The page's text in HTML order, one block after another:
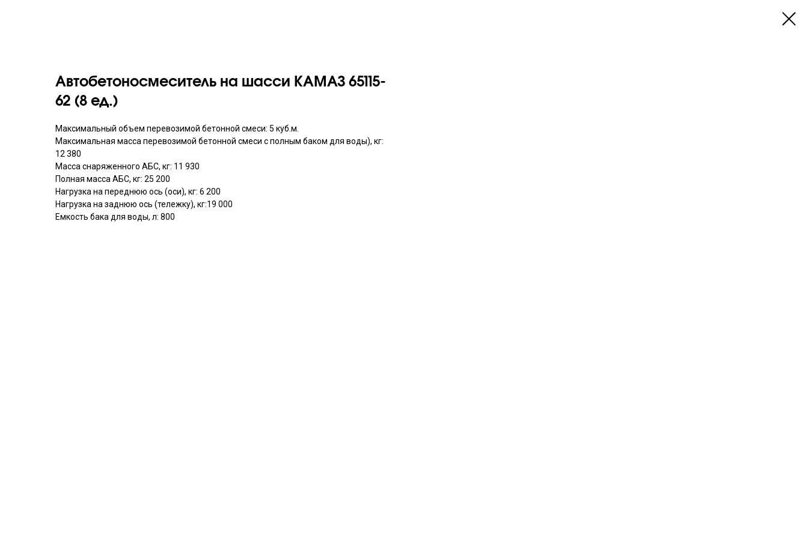
Автобетоносмеситель на шасси КАМАЗ 65115-
62 (8 ед.)
Максимальный объем перевозимой бетонной смеси: 5 куб.м.
Максимальная масса перевозимой бетонной смеси с полным баком для воды), кг:
12 380
Масса снаряженного АБС, кг: 11 930
Полная масса АБС, кг: 25 200
Нагрузка на переднюю ось (оси), кг: 6 200
Нагрузка на заднюю ось (тележку), кг:19 000
Емкость бака для воды, л: 800